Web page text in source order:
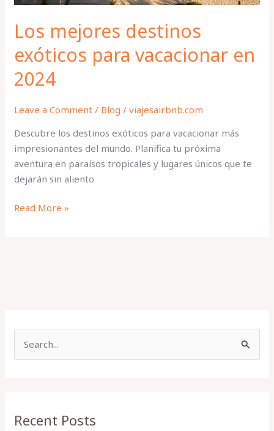
Los mejores destinos
exóticos para vacacionar en
2024
Leave a Comment / Blog /viajesairbnb.com
Descubre los destinos exóticos para vacacionar más
impresionantes del mundo. Planifica tu próxima
aventura en paraísos tropicales y lugares únicos que te
dejarán sin aliento
Read More »
c
Recent Posts